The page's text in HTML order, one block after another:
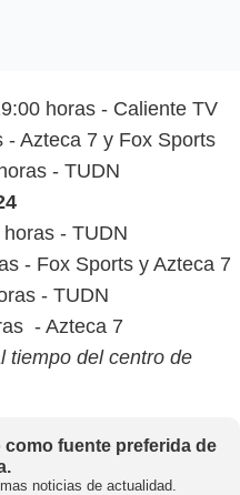
horas - Caliente TV
- Azteca 7 y Fox Sports
- TUDN
- TUDN
- Fox Sports y Azteca 7
- TUDN
- Azteca 7
tiempo del centro de
como fuente preferida de
noticias de actualidad.